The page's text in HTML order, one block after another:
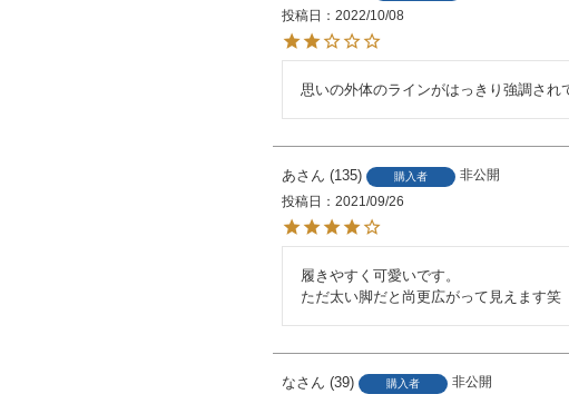
投稿日
2022/10/08
思いの外体のラインがはっきり強調され
あ 135 購入者
非公開
投稿日
2021/09/26
履きやすく可愛いです。
ただ太い脚だと尚更広がって見えます笑
な 39 購入者
非公開